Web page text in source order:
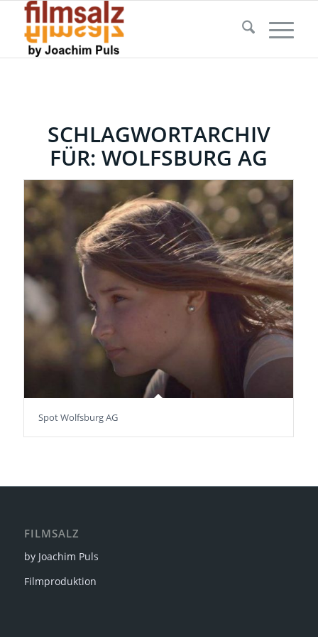
SCHLAGWORTARCHIV
FÜR:WOLFSBURG AG
Spot Wolfsburg AG
FILMSALZ
by Joachim Puls
Filmproduktion